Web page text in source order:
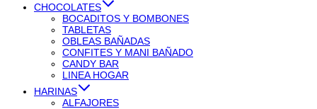
CHOCOLATES
BOCADITOS Y BOMBONES
TABLETAS
OBLEAS BAÑADAS
CONFITES Y MANI BAÑADO
CANDY BAR
LINEA HOGAR
HARINAS
ALFAJORES